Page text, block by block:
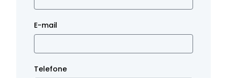
E-mail
Telefone